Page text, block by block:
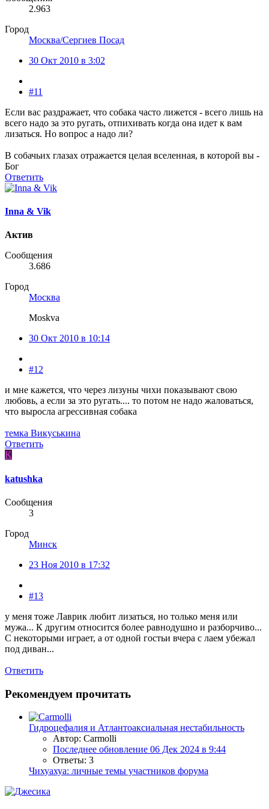
2.963
Город
Москва/Сергиев Посад
30 Окт 2010 в 3:02
#11
Если вас раздражает, что собака часто лижется - всего лишь на
всего надо за это ругать, отпихивать когда она идет к вам
лизаться. Но вопрос а надо ли?
В собачьих глазах отражается целая вселенная, в которой вы -
Бог
Ответить
Inna & Vik
Актив
Сообщения
3.686
Город
Москва
Moskva
30 Окт 2010 в 10:14
#12
и мне кажется, что через лизуны чихи показывают свою
любовь, а если за это ругать.... то потом не надо жаловаться,
что выросла агрессивная собака
темка Викуськина
Ответить
K
katushka
Сообщения
3
Город
Минск
23 Ноя 2010 в 17:32
#13
у меня тоже Лаврик любит лизаться, но только меня или
мужа... К другим относится более равнодушно и разборчиво...
С некоторыми играет, а от одной гостьи вчера с лаем убежал
под диван...
Ответить
Рекомендуем прочитать
Гидроцефалия и Атлантоаксиальная нестабильность
Автор: Carmolli
Последнее обновление 06 Дек 2024 в 9:44
Ответы: 3
Чихуахуа: личные темы участников форума